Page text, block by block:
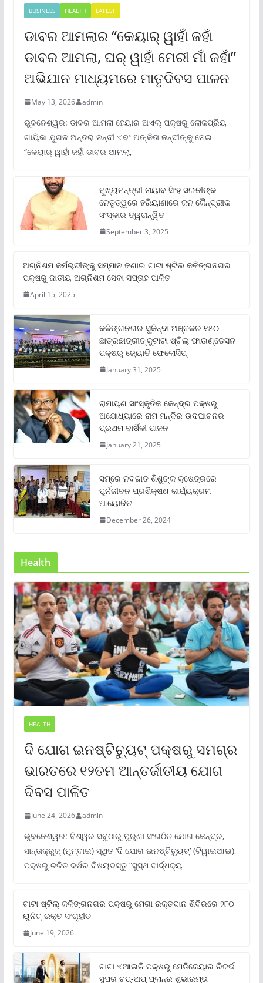
BUSINESS HEALTH LATEST
ଡାବର ଆମଲାର “କେୟାର୍ ୱାହାଁ ଜହାଁ
ଡାବର ଆମଲା, ଘର୍ ୱାହାଁ ମେରୀ ମାଁ ଜହାଁ”
ଅଭିଯାନ ମାଧ୍ୟମରେ ମାତୃଦିବସ ପାଳନ
May 13, 2026 admin
ଭୁବନେଶ୍ୱର: ଡାବର ଆମଲା ହେୟାର ଅଏଲ୍ ପକ୍ଷରୁ ଲୋକପ୍ରିୟ
ଗାୟିକା ଯୁଗଳ ଅନ୍ତରା ନନ୍ଦୀ ଏବଂ ଅଙ୍କିତା ନନ୍ଦୀଙ୍କୁ ନେଇ
“କେୟାର୍ ୱାହାଁ ଜହାଁ ଡାବର ଆମଲା,
ମୁଖ୍ୟମନ୍ତ୍ରୀ ନାୟାବ ସିଂହ ସଇନୀଙ୍କ
ନେତୃତ୍ୱରେ ହରିୟାଣାରେ ଜନ କୈନ୍ଦ୍ରୀକ
ସଂସ୍କାର ତ୍ୱରାନ୍ୱିତ
September 3, 2025
ଅଗ୍ନିଶମ କର୍ମଚାରୀଙ୍କୁ ସମ୍ମାନ ଜଣାଇ ଟାଟା ଷ୍ଟିଲ କଳିଙ୍ଗନଗର
ପକ୍ଷରୁ ଜାତୀୟ ଅଗ୍ନିଶମ ସେବା ସପ୍ତାହ ପାଳିତ
April 15, 2025
କଳିଙ୍ଗନଗର ସୁକିନ୍ଦା ଅଞ୍ଚଳର ୧୫୦
ଛାତ୍ରଛାତ୍ରୀଙ୍କୁଟାଟା ଷ୍ଟିଲ୍ ଫାଉଣ୍ଡେସନ
ପକ୍ଷରୁ ଜ୍ୟୋତି ଫେଲୋସିପ୍‌
January 31, 2025
ରାମାୟଣ ସାଂସ୍କୃତିକ କେନ୍ଦ୍ର ପକ୍ଷରୁ
ଅଯୋଧ୍ୟାରେ ରାମ ମନ୍ଦିର ଉଦଘାଟନର
ପ୍ରଥମ ବାର୍ଷିକୀ ପାଳନ
January 21, 2025
ସମ୍‌ରେ ନବଜାତ ଶିଶୁଙ୍କ କ୍ଷେତ୍ରରେ
ପୁର୍ନଜୀବନ ପ୍ରଶିକ୍ଷଣ କାର୍ଯ୍ୟକ୍ରମ
ଆୟୋଜିତ
December 26, 2024
Health
HEALTH
ଦି ଯୋଗ ଇନଷ୍ଟିଚ୍ୟୁଟ୍ ପକ୍ଷରୁ ସମଗ୍ର
ଭାରତରେ ୧୨ତମ ଆନ୍ତର୍ଜାତୀୟ ଯୋଗ
ଦିବସ ପାଳିତ
June 24, 2026 admin
ଭୁବନେଶ୍ୱର: ବିଶ୍ୱର ସବୁଠାରୁ ପୁରୁଣା ସଂଗଠିତ ଯୋଗ କେନ୍ଦ୍ର,
ସାନ୍ତାକ୍ରୁଜ୍ (ମୁମ୍ବାଇ) ସ୍ଥିତ ‘ଦି ଯୋଗ ଇନଷ୍ଟିଚ୍ୟୁଟ୍‌’ (ଟିୱାଇଆଇ),
ପକ୍ଷରୁ ଚଳିତ ବର୍ଷର ବିଷୟବସ୍ତୁ “ସୁସ୍ଥ ବାର୍ଦ୍ଧକ୍ୟ
ଟାଟା ଷ୍ଟିଲ୍‌ କଳିଙ୍ଗନଗର ପକ୍ଷରୁ ମେଗା ରକ୍ତଦାନ ଶିବିରରେ ୨୮୦
ୟୁନିଟ୍‌ ରକ୍ତ ସଂଗୃହୀତ
June 19, 2026
ଟାଟା ଏଆଇଜି ପକ୍ଷରୁ ମେଡିକେୟାର ରିଜର୍ଭ
ସୁପର ଟପ୍‌-ଅପ୍ ପ୍ଲାନ୍‌ର ଶୁଭାରମ୍ଭ